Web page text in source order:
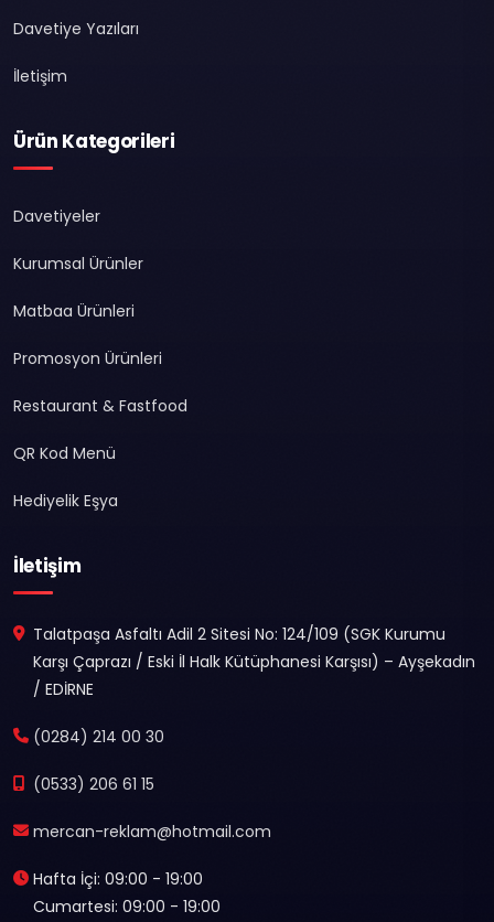
Davetiye Yazıları
İletişim
Ürün Kategorileri
Davetiyeler
Kurumsal Ürünler
Matbaa Ürünleri
Promosyon Ürünleri
Restaurant & Fastfood
QR Kod Menü
Hediyelik Eşya
İletişim
Talatpaşa Asfaltı Adil 2 Sitesi No: 124/109 (SGK Kurumu
Karşı Çaprazı / Eski İl Halk Kütüphanesi Karşısı) – Ayşekadın
/ EDİRNE
(0284) 214 00 30
(0533) 206 61 15
mercan-reklam@hotmail.com
Hafta İçi: 09:00 - 19:00
Cumartesi: 09:00 - 19:00